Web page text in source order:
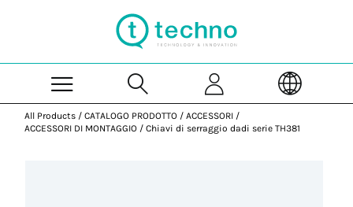
All Products / CATALOGO PRODOTTO / ACCESSORI /
ACCESSORI DI MONTAGGIO / Chiavi di serraggio dadi serie TH381